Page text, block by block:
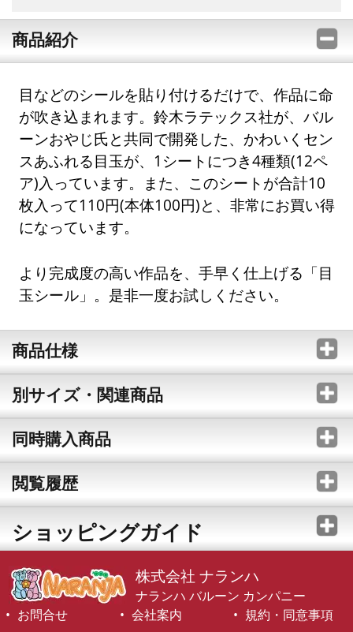
商品紹介
目などのシールを貼り付けるだけで、作品に命
が吹き込まれます。鈴木ラテックス社が、バル
ーンおやじ氏と共同で開発した、かわいくセン
スあふれる目玉が、1シートにつき4種類(12ペ
ア)入っています。また、このシートが合計10
枚入って110円(本体100円)と、非常にお買い得
になっています。
より完成度の高い作品を、手早く仕上げる「目
玉シール」。是非一度お試しください。
商品仕様
別サイズ・関連商品
同時購入商品
閲覧履歴
ショッピングガイド
株式会社 ナランハ
ナランハ バルーン カンパニー
お問合せ
会社案内 規約・同意事項